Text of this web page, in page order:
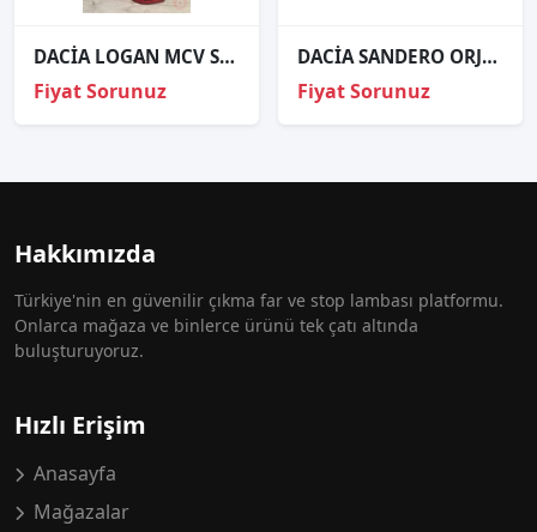
DACİA LOGAN MCV SOL STOP ÇIKMA ORJİNAL
Fiyat Sorunuz
DACİA SANDERO ORJİNAL ÇIKMA SOL STOP
Fiyat Sorunuz
Hakkımızda
Türkiye'nin en güvenilir çıkma far ve stop lambası platformu.
Onlarca mağaza ve binlerce ürünü tek çatı altında
buluşturuyoruz.
Hızlı Erişim
Anasayfa
Mağazalar